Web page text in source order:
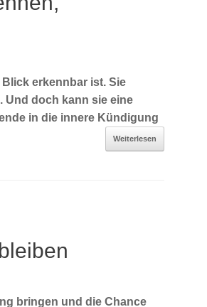
erkennbar ist. Sie
Und doch kann sie eine
in die innere Kündigung
Weiterlesen
bringen und die Chance